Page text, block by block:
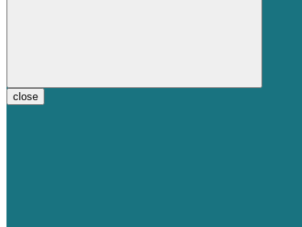
close